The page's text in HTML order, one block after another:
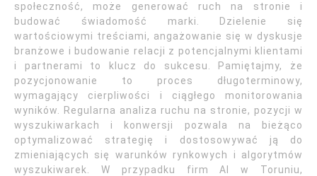
społeczność, może generować ruch na stronie i
budować świadomość marki. Dzielenie się
wartościowymi treściami, angażowanie się w dyskusje
branżowe i budowanie relacji z potencjalnymi klientami
i partnerami to klucz do sukcesu. Pamiętajmy, że
pozycjonowanie to proces długoterminowy,
wymagający cierpliwości i ciągłego monitorowania
wyników. Regularna analiza ruchu na stronie, pozycji w
wyszukiwarkach i konwersji pozwala na bieżąco
optymalizować strategię i dostosowywać ją do
zmieniających się warunków rynkowych i algorytmów
wyszukiwarek. W przypadku firm AI w Toruniu,